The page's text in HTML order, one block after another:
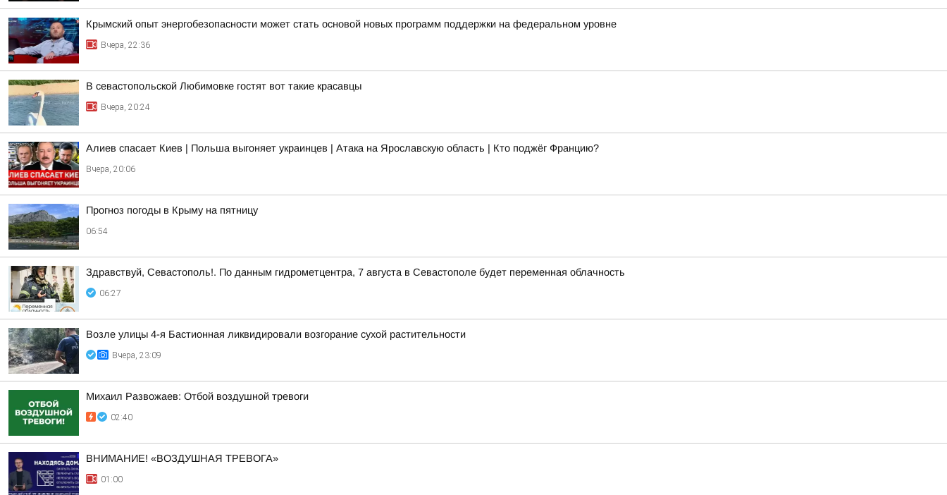
Крымский опыт энергобезопасности может стать основой новых программ поддержки на федеральном уровне
Вчера, 22:36
В севастопольской Любимовке гостят вот такие красавцы
Вчера, 20:24
Алиев спасает Киев | Польша выгоняет украинцев | Атака на Ярославскую область | Кто поджёг Францию?
Вчера, 20:06
Прогноз погоды в Крыму на пятницу
06:54
Здравствуй, Севастополь!. По данным гидрометцентра, 7 августа в Севастополе будет переменная облачность
06:27
Возле улицы 4-я Бастионная ликвидировали возгорание сухой растительности
Вчера, 23:09
Михаил Развожаев: Отбой воздушной тревоги
02:40
ВНИМАНИЕ! «ВОЗДУШНАЯ ТРЕВОГА»
01:00